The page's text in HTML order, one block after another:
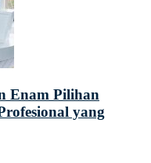
Enam Pilihan
yang